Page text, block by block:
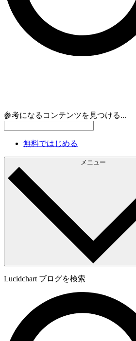
参考になるコンテンツを見つける...
無料ではじめる
メニュー
Lucidchart ブログを検索